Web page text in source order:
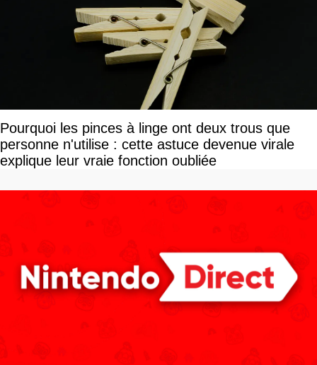
Pourquoi les pinces à linge ont deux trous que
personne n'utilise : cette astuce devenue virale
explique leur vraie fonction oubliée